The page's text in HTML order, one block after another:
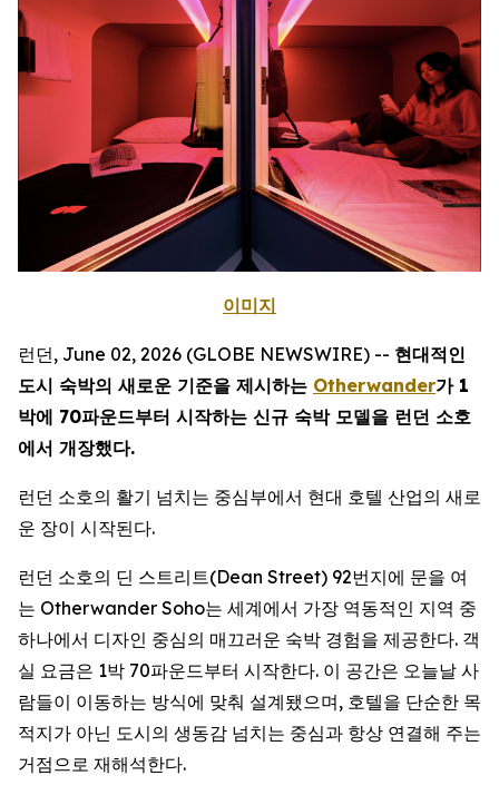
이미지
런던, June 02, 2026 (GLOBE NEWSWIRE) -- 현대적인
도시 숙박의 새로운 기준을 제시하는 Otherwander가 1
박에 70파운드부터 시작하는 신규 숙박 모델을 런던 소호
에서 개장했다.
런던 소호의 활기 넘치는 중심부에서 현대 호텔 산업의 새로
운 장이 시작된다.
런던 소호의 딘 스트리트(Dean Street) 92번지에 문을 여
는 Otherwander Soho는 세계에서 가장 역동적인 지역 중
하나에서 디자인 중심의 매끄러운 숙박 경험을 제공한다. 객
실 요금은 1박 70파운드부터 시작한다. 이 공간은 오늘날 사
람들이 이동하는 방식에 맞춰 설계됐으며, 호텔을 단순한 목
적지가 아닌 도시의 생동감 넘치는 중심과 항상 연결해 주는
거점으로 재해석한다.